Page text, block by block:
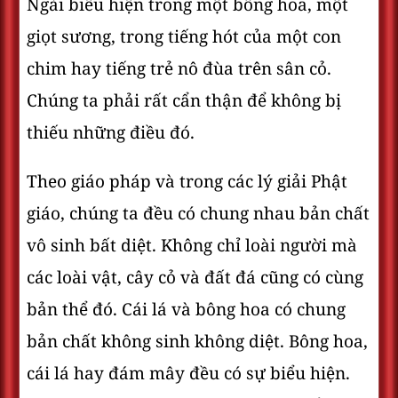
Ngài biểu hiện trong một bông hoa, một
giọt sương, trong tiếng hót của một con
chim hay tiếng trẻ nô đùa trên sân cỏ.
Chúng ta phải rất cẩn thận để không bị
thiếu những điều đó.
Theo giáo pháp và trong các lý giải Phật
giáo, chúng ta đều có chung nhau bản chất
vô sinh bất diệt. Không chỉ loài người mà
các loài vật, cây cỏ và đất đá cũng có cùng
bản thể đó. Cái lá và bông hoa có chung
bản chất không sinh không diệt. Bông hoa,
cái lá hay đám mây đều có sự biểu hiện.